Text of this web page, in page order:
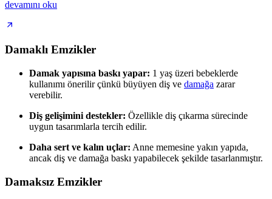
devamını oku
Damaklı Emzikler
Damak yapısına baskı yapar: 1 yaş üzeri bebeklerde
kullanımı önerilir çünkü büyüyen diş ve damağa zarar
verebilir.
Diş gelişimini destekler: Özellikle diş çıkarma sürecinde
uygun tasarımlarla tercih edilir.
Daha sert ve kalın uçlar: Anne memesine yakın yapıda,
ancak diş ve damağa baskı yapabilecek şekilde tasarlanmıştır.
Damaksız Emzikler